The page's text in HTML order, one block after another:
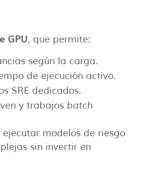
GPU, que permite:
según la carga.
de ejecución activo.
SRE dedicados.
y trabajos batch
modelos de riesgo
sin invertir en